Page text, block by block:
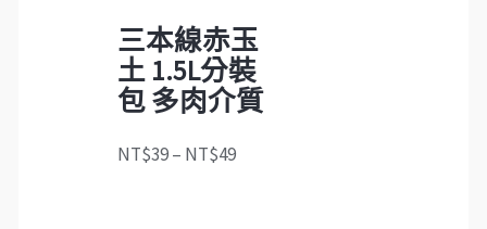
三本線赤玉
土 1.5L分裝
包 多肉介質
NT$39– NT$49